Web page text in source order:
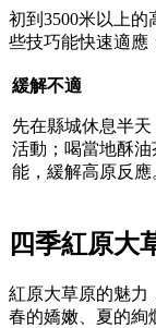
初到3500米以上
些技巧能快速適應
緩解不適
先在縣城休息半
活動；喝當地酥油
能，緩解高原反應
四季紅原大
紅原大草原的魅力
春的嬌嫩、夏的絢